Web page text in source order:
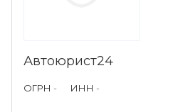
Автоюрист24
ОГРН - ИНН -